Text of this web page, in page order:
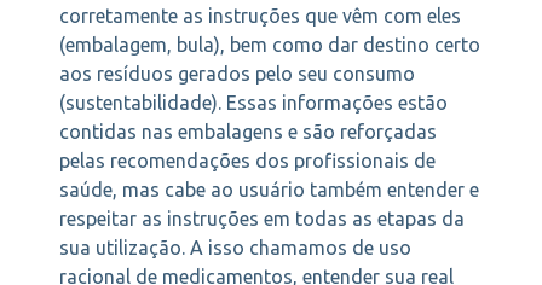
corretamente as instruções que vêm com eles
(embalagem, bula), bem como dar destino certo
aos resíduos gerados pelo seu consumo
(sustentabilidade). Essas informações estão
contidas nas embalagens e são reforçadas
pelas recomendações dos profissionais de
saúde, mas cabe ao usuário também entender e
respeitar as instruções em todas as etapas da
sua utilização. A isso chamamos de uso
racional de medicamentos, entender sua real